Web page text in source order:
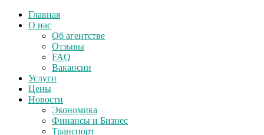
Главная
О нас
Об агентстве
Отзывы
FAQ
Вакансии
Услуги
Цены
Новости
Экономика
Финансы и Бизнес
Транспорт